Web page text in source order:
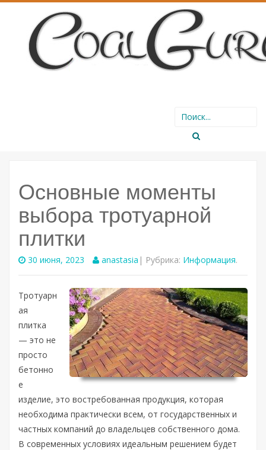
Search
for:
Основные моменты
выбора тротуарной
плитки
30 июня, 2023 anastasia | Рубрика: Информация.
Тротуарн
ая
плитка
— это не
просто
бетонно
е
изделие, это востребованная продукция, которая
необходима практически всем, от государственных и
частных компаний до владельцев собственного дома.
В современных условиях идеальным решением будет